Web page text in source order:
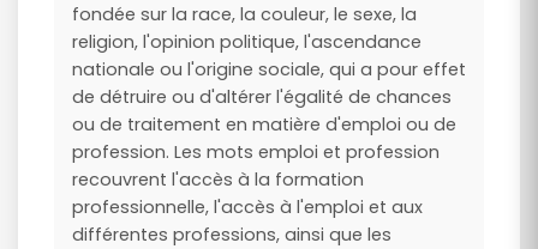
fondée sur la race, la couleur, le sexe, la
religion, l'opinion politique, l'ascendance
nationale ou l'origine sociale, qui a pour effet
de détruire ou d'altérer l'égalité de chances
ou de traitement en matière d'emploi ou de
profession. Les mots emploi et profession
recouvrent l'accès à la formation
professionnelle, l'accès à l'emploi et aux
différentes professions, ainsi que les